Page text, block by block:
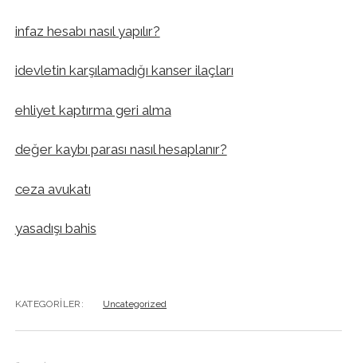
infaz hesabı nasıl yapılır?
idevletin karşılamadığı kanser ilaçları
ehliyet kaptırma geri alma
değer kaybı parası nasıl hesaplanır?
ceza avukatı
yasadışı bahis
KATEGORILER: Uncategorized